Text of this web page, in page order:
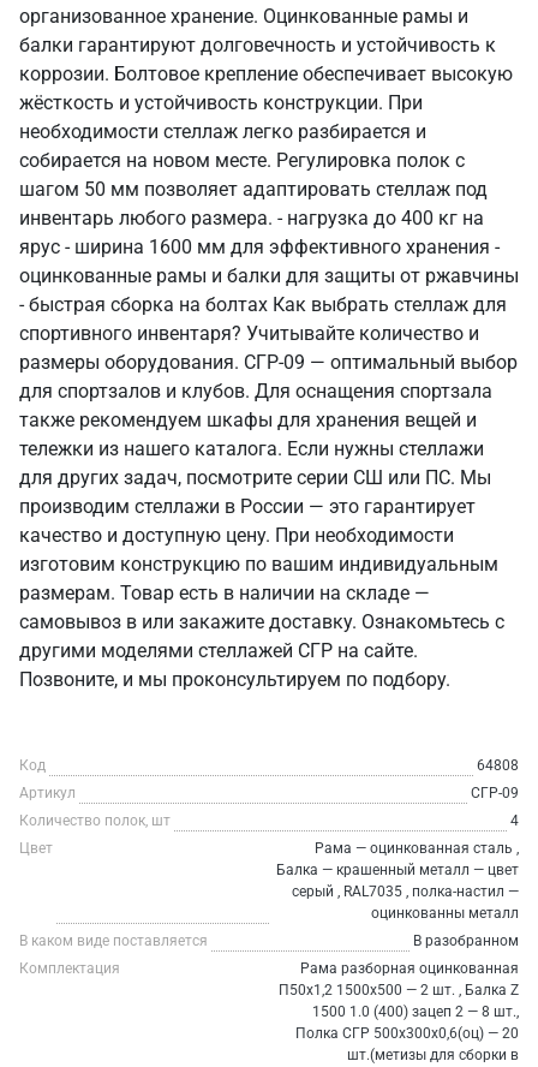
организованное хранение. Оцинкованные рамы и
балки гарантируют долговечность и устойчивость к
коррозии. Болтовое крепление обеспечивает высокую
жёсткость и устойчивость конструкции. При
необходимости стеллаж легко разбирается и
собирается на новом месте. Регулировка полок с
шагом 50 мм позволяет адаптировать стеллаж под
инвентарь любого размера. - нагрузка до 400 кг на
ярус - ширина 1600 мм для эффективного хранения -
оцинкованные рамы и балки для защиты от ржавчины
- быстрая сборка на болтах Как выбрать стеллаж для
спортивного инвентаря? Учитывайте количество и
размеры оборудования. СГР-09 — оптимальный выбор
для спортзалов и клубов. Для оснащения спортзала
также рекомендуем шкафы для хранения вещей и
тележки из нашего каталога. Если нужны стеллажи
для других задач, посмотрите серии СШ или ПС. Мы
производим стеллажи в России — это гарантирует
качество и доступную цену. При необходимости
изготовим конструкцию по вашим индивидуальным
размерам. Товар есть в наличии на складе —
самовывоз в или закажите доставку. Ознакомьтесь с
другими моделями стеллажей СГР на сайте.
Позвоните, и мы проконсультируем по подбору.
Код
64808
Артикул
СГР-09
Количество полок, шт
4
Цвет
Рама — оцинкованная сталь ,
Балка — крашенный металл — цвет
серый , RAL7035 , полка-настил —
оцинкованны металл
В каком виде поставляется
В разобранном
Комплектация
Рама разборная оцинкованная
П50х1,2 1500х500 — 2 шт. , Балка Z
1500 1.0 (400) зацеп 2 — 8 шт.,
Полка СГР 500х300х0,6(оц) — 20
шт.(метизы для сборки в